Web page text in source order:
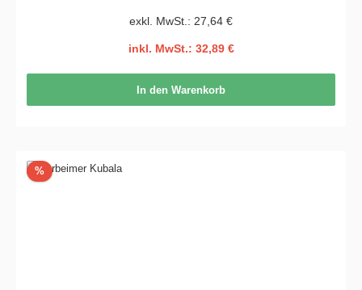
exkl. MwSt.: 27,64 €
inkl. MwSt.: 32,89 €
In den Warenkorb
%Rabatt